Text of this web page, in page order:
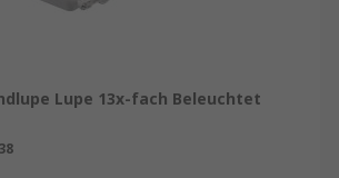
Lupe 13x-fach Beleuchtet